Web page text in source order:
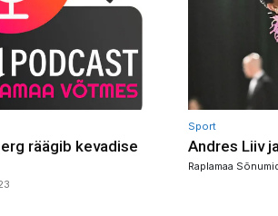
räägib kevadise
Sport
Andres Liiv
Raplamaa